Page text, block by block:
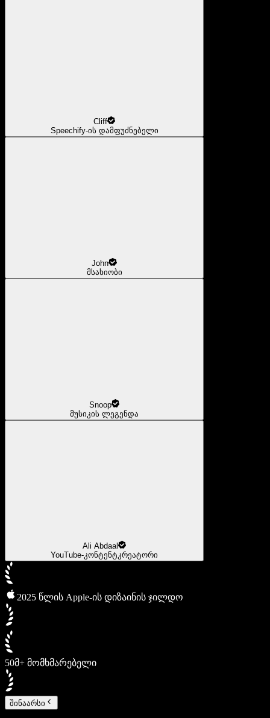
Cliff
Speechify-ის დამფუძნებელი
John
მსახიობი
Snoop
მუსიკის ლეგენდა
Ali Abdaal
YouTube-კონტენტკრეატორი
2025 წლის Apple-ის დიზაინის ჯილდო
50მ+ მომხმარებელი
შინაარსი